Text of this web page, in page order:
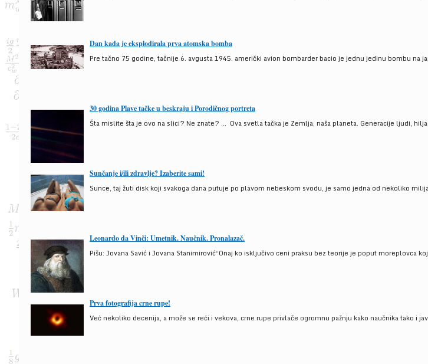
Dan kada je eksplodirala prva atomska bomba
Pre tačno 75 godine, tačnije 6. avgusta 1945. američki avion bombarder bacio je jednu jedinu bombu na
30 godina Plave tačke u beskraju i Porodičnog portreta
Šta mislite šta je ovo na slici? Ne znate? … Ova svetla tačka je Zemlja, naša planeta. Generacije ljudi,
Sunčanje i/ili zdravlje? Izaberite sami!
Sunce, taj žuti disk koji svakoga dana putuje po plavom nebeskom svodu, je samo jedna od nekoliko
Leonardo da Vinči: Umetnik. Naučnik. Pronalazač.
Pišu: Jovana Savić i Jovana Stanimirović“Onaj ko isključivo ceni praksu bez teorije je poput moreplovca
Prva fotografija crne rupe!
Već nekoliko decenija, a može se reći i vekova, crne rupe privlače ogromnu pažnju kako naučnika tako